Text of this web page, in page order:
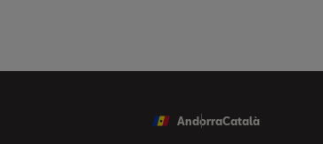
AndorraCatalà